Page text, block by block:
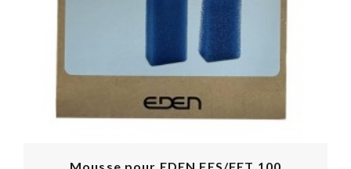
Mousse pour EDEN FES/FET 100